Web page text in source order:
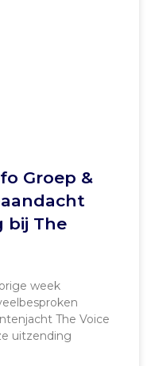
Groep &
bij The
week
The Voice
uitzending